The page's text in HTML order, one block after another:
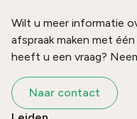
Wilt u meer informatie
afspraak maken met
heeft u een vraag?
Naar contact